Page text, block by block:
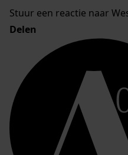
Stuur een reactie naar
Delen